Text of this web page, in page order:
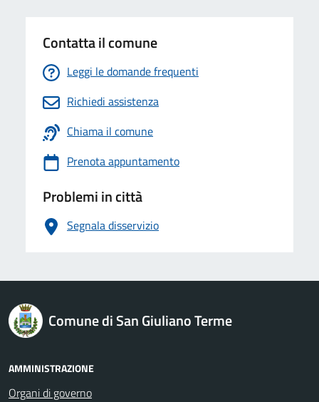
Contatta il comune
Leggi le domande frequenti
Richiedi assistenza
Chiama il comune
Prenota appuntamento
Problemi in città
Segnala disservizio
logo Unione Europea
Comune di San Giuliano Terme
AMMINISTRAZIONE
Organi di governo